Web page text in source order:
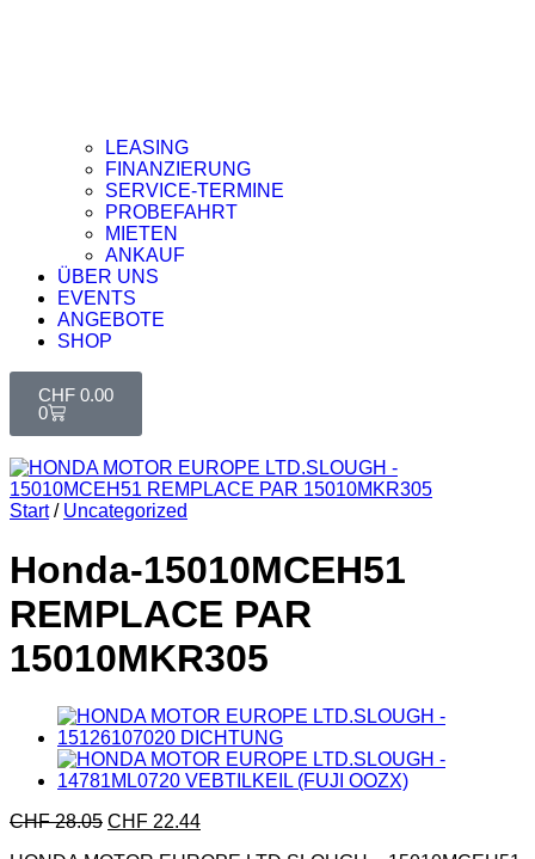
LEASING
FINANZIERUNG
SERVICE-TERMINE
PROBEFAHRT
MIETEN
ANKAUF
ÜBER UNS
EVENTS
ANGEBOTE
SHOP
CHF 0.00
0
Start / Uncategorized
Honda-15010MCEH51
REMPLACE PAR
15010MKR305
CHF28.05 CHF 22.44